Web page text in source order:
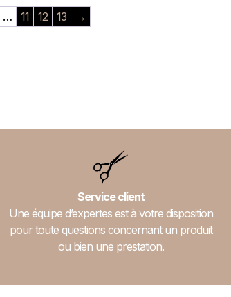
… 11 12 13 →
Service client
Une équipe d’expertes est à votre disposition
pour toute questions concernant un produit
ou bien une prestation.